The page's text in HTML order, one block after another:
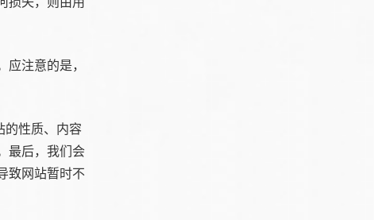
注意的是，
的性质、内容
最后，我们会
致网站暂时不